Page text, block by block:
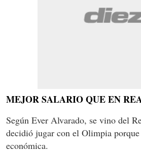
MEJOR SALARIO QUE EN
Según Ever Alvarado, se vino del
decidió jugar con el Olimpia
económica.